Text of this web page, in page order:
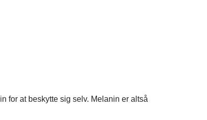
for at beskytte sig selv. Melanin er altså